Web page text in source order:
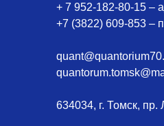
+ 7 952-182-80-15 –
+7 (3822) 609-853 –
634034, г. Томск, пр.